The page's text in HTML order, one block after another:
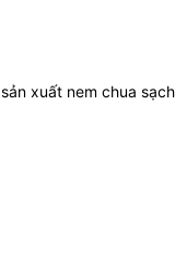
xuất nem chua